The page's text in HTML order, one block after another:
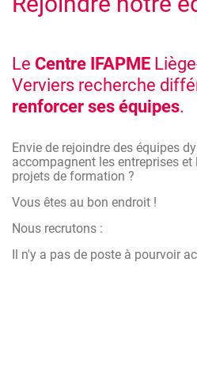
Le Centre IFAPME
Verviers recherche
renforcer ses équipes.
Envie de rejoindre des équipes
accompagnent les entreprises
projets de formation ?
Vous êtes au bon endroit !
Nous recrutons :
Il n'y a pas de poste à pourvoir